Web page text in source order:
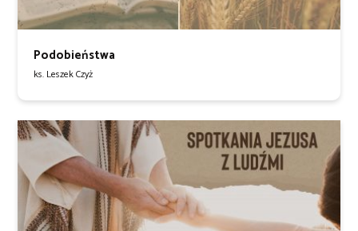
Podobieństwa
ks. Leszek Czyż